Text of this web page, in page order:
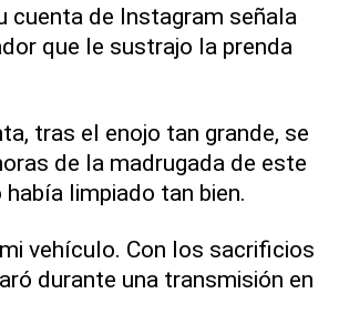
cuenta de Instagram señala
que le sustrajo la prenda
tras el enojo tan grande, se
de la madrugada de este
limpiado tan bien.
vehículo. Con los sacrificios
durante una transmisión en